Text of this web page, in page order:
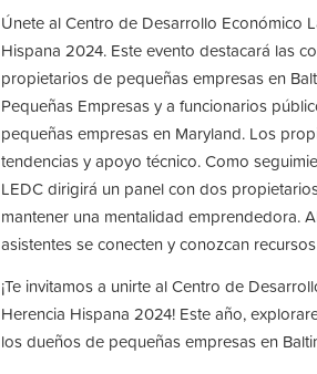
Únete al Centro de Desarrollo Económico
Hispana 2024. Este evento destacará las
propietarios de pequeñas empresas en
Pequeñas Empresas y a funcionarios
pequeñas empresas en Maryland. Los
tendencias y apoyo técnico. Como
LEDC dirigirá un panel con dos
mantener una mentalidad emprendedora.
asistentes se conecten y conozcan
¡Te invitamos a unirte al Centro de
Herencia Hispana 2024! Este año,
los dueños de pequeñas empresas en